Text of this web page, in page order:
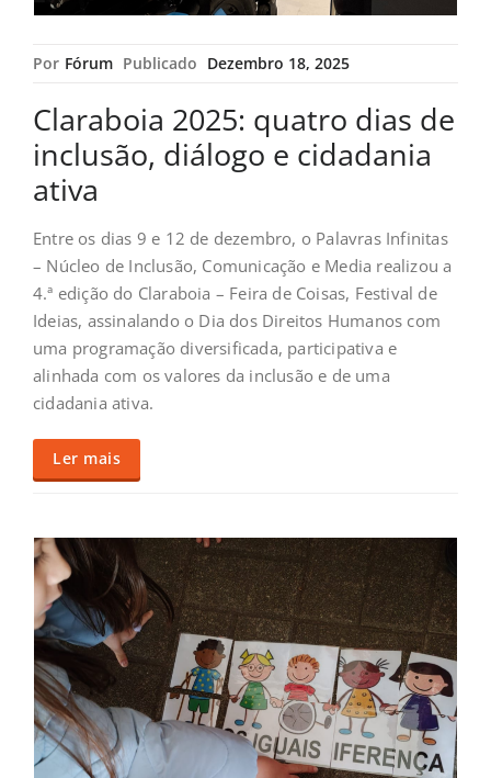
Por Fórum Publicado Dezembro 18, 2025
Claraboia 2025: quatro dias de
inclusão, diálogo e cidadania
ativa
Entre os dias 9 e 12 de dezembro, o Palavras Infinitas
– Núcleo de Inclusão, Comunicação e Media realizou a
4.ª edição do Claraboia – Feira de Coisas, Festival de
Ideias, assinalando o Dia dos Direitos Humanos com
uma programação diversificada, participativa e
alinhada com os valores da inclusão e de uma
cidadania ativa.
Ler mais